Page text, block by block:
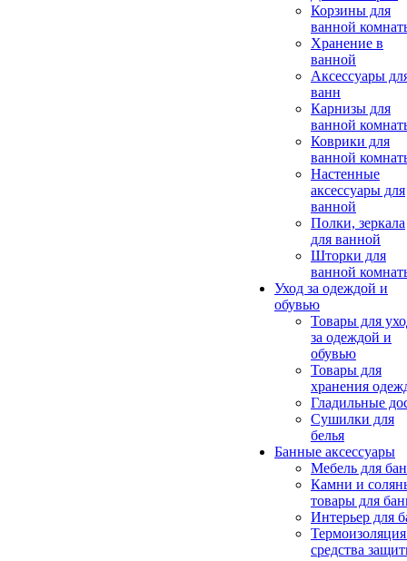
Корзины для
ванной
Хранение в
ванной
Аксессуары
ванн
Карнизы для
ванной
Коврики для
ванной
Настенные
аксессуары для
ванной
Полки, зеркала
для ванной
Шторки для
ванной
Уход за одеждой и
обувью
Товары для
за одеждой и
обувью
Товары для
хранения
Гладильные
Сушилки для
белья
Банные аксессуары
Мебель для
Камни и
товары для
Интерьер для
средства